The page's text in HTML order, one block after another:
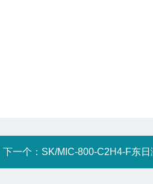
下一个： SK/MIC-800-C2H4-F东日瀛能-便